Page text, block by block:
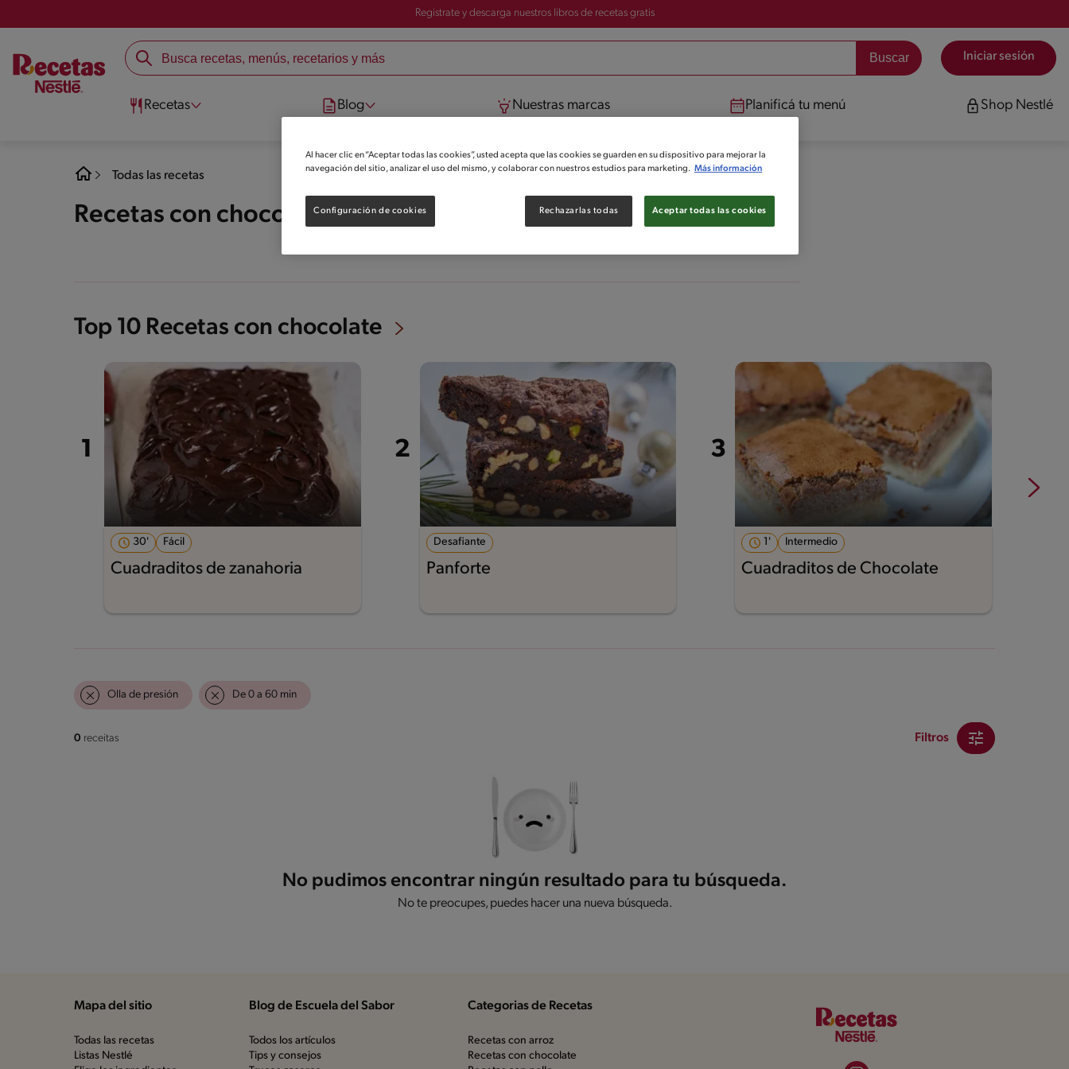
Registrate y descarga nuestros libros de recetas gratis
Iniciar sesión
Recetas Blog Nuestras marcas Planificá tu menú Shop Nestlé
Todas las recetas
Recetas con chocolate
Top 10 Recetas con chocolate
30' Fácil
Cuadraditos de zanahoria
Desafiante
Panforte
1' Intermedio
Cuadraditos de Chocolate
Olla de presión De 0 a 60 min
0 receitas Filtros
No pudimos encontrar ningún resultado para tu búsqueda.
No te preocupes, puedes hacer una nueva búsqueda.
Mapa del sitio
Todas las recetas
Listas Nestlé
Blog de Escuela del Sabor
Todos los artículos
Tips y consejos
Categorias de Recetas
Recetas con arroz
Recetas con chocolate
Al hacer clic en “Aceptar todas las cookies”, usted acepta que las cookies se guarden en su dispositivo para mejorar la
navegación del sitio, analizar el uso del mismo, y colaborar con nuestros estudios para marketing. Más información
Rechazarlas todas Aceptar todas las cookies
Configuración de cookies